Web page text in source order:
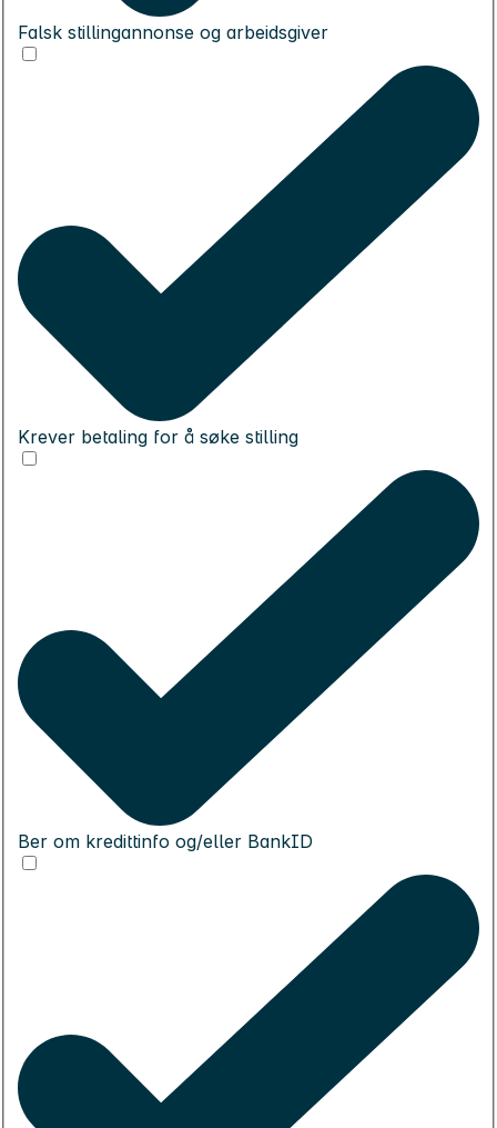
Falsk stillingannonse og arbeidsgiver
Krever betaling for å søke stilling
Ber om kredittinfo og/eller BankID